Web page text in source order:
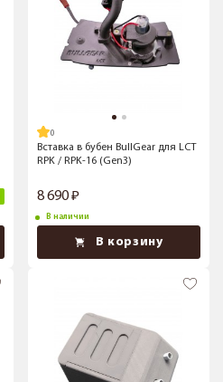
Вставка в бубен BullGear для LCT
RPK / RPK-16 (Gen3)
8 690
В наличии
В корзину